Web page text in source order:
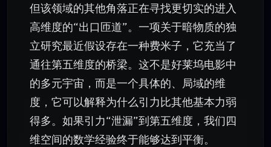
但该领域的其他角落正在寻找更切实的进入
高维度的“出口匝道”。一项关于暗物质的独
立研究最近假设存在一种费米子，它充当了
通往第五维度的桥梁。这不是好莱坞电影中
的多元宇宙，而是一个具体的、局域的维
度，它可以解释为什么引力比其他基本力弱
得多。如果引力“泄漏”到第五维度，我们四
维空间的数学经验终于能够达到平衡。